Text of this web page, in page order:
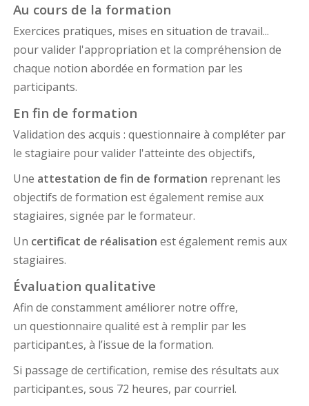
Au cours de la formation
Exercices pratiques, mises en situation de travail...
pour valider l'appropriation et la compréhension de
chaque notion abordée en formation par les
participants.
En fin de formation
Validation des acquis : questionnaire à compléter par
le stagiaire pour valider l'atteinte des objectifs,
Une attestation de fin de formation reprenant les
objectifs de formation est également remise aux
stagiaires, signée par le formateur.
Un certificat de réalisation est également remis aux
stagiaires.
Évaluation qualitative
Afin de constamment améliorer notre offre,
un questionnaire qualité est à remplir par les
participant.es, à l’issue de la formation.
Si passage de certification, remise des résultats aux
participant.es, sous 72 heures, par courriel.